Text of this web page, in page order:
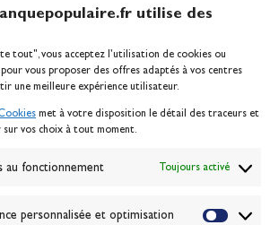
utilise des
tout", vous acceptez l’utilisation de cookies ou
vous proposer des offres adaptés à vos centres
une meilleure expérience utilisateur.
met à votre disposition le détail des traceurs et
vos choix à tout moment.
au fonctionnement Toujours activé
personnalisée et optimisation
serveur média
des cookies
de la voile
Voile TV